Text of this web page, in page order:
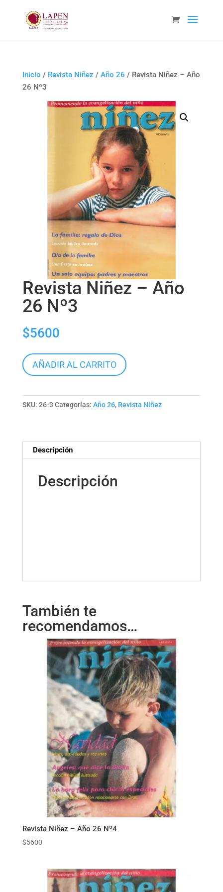
Inicio / Revista Niñez / Año 26 / Revista Niñez – Año
26 Nº3
Revista Niñez – Año
26 Nº3
$5600
Revista
Niñez
Año
26
AÑADIR AL CARRITO
SKU: 26-3 Categorías: Año 26, Revista Niñez
Descripción
Descripción
También te
recomendamos…
Revista Niñez – Año 26 Nº4
$5600